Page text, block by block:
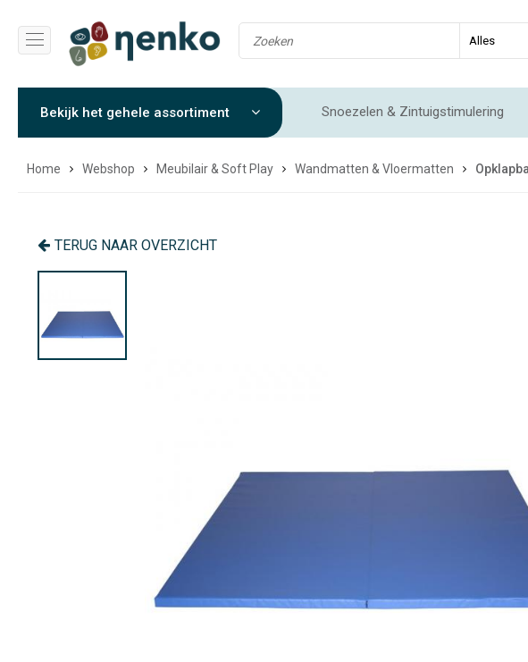
Bekijk het gehele assortiment Snoezelen & Zintuigstimulering
Sensorische Integratie & Beweging
Home Webshop Meubilair & Soft Play Wandmatten & Vloermatten
TERUG NAAR OVERZICHT